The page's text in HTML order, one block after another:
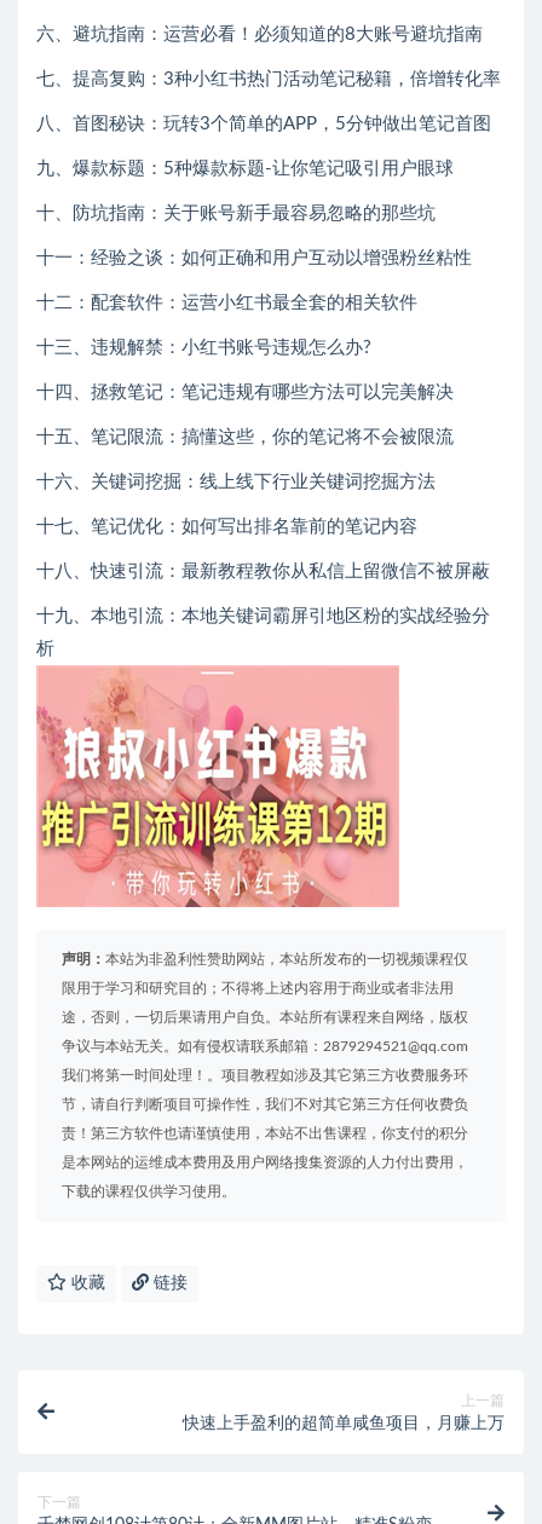
六、避坑指南：运营必看！必须知道的8大账号避坑指南
七、提高复购：3种小红书热门活动笔记秘籍，倍增转化率
八、首图秘诀：玩转3个简单的APP，5分钟做出笔记首图
九、爆款标题：5种爆款标题-让你笔记吸引用户眼球
十、防坑指南：关于账号新手最容易忽略的那些坑
十一：经验之谈：如何正确和用户互动以增强粉丝粘性
十二：配套软件：运营小红书最全套的相关软件
十三、违规解禁：小红书账号违规怎么办?
十四、拯救笔记：笔记违规有哪些方法可以完美解决
十五、笔记限流：搞懂这些，你的笔记将不会被限流
十六、关键词挖掘：线上线下行业关键词挖掘方法
十七、笔记优化：如何写出排名靠前的笔记内容
十八、快速引流：最新教程教你从私信上留微信不被屏蔽
十九、本地引流：本地关键词霸屏引地区粉的实战经验分
析
声明： 本站为非盈利性赞助网站，本站所发布的一切视频课程仅
限用于学习和研究目的；不得将上述内容用于商业或者非法用
途，否则，一切后果请用户自负。本站所有课程来自网络，版权
争议与本站无关。如有侵权请联系邮箱：2879294521@qq.com
我们将第一时间处理！。项目教程如涉及其它第三方收费服务环
节，请自行判断项目可操作性，我们不对其它第三方任何收费负
责！第三方软件也请谨慎使用，本站不出售课程，你支付的积分
是本网站的运维成本费用及用户网络搜集资源的人力付出费用，
下载的课程仅供学习使用。
收藏 链接
上一篇
快速上手盈利的超简单咸鱼项目，月赚上万
下一篇